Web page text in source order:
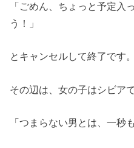
「ごめん、ちょっと予定入
う！」
とキャンセルして終了です。
その辺は、女の子はシビアで
「つまらない男とは、一秒